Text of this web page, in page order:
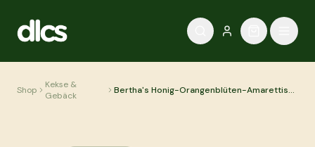
Shop
Kekse &
Gebäck
Bertha's Honig-Orangenblüten-Amarettis